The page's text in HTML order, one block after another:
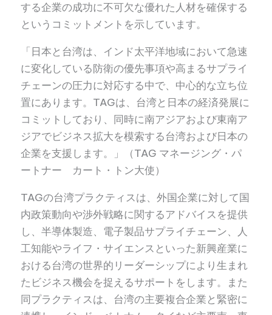
する企業の成功に不可欠な優れた人材を確保する
というコミットメントを示しています。
「日本と台湾は、インド太平洋地域において急速
に変化している防衛の優先事項や高まるサプライ
チェーンの圧力に対応する中で、中心的な立ち位
置にあります。TAGは、台湾と日本の経済発展に
コミットしており、同時に南アジアおよび東南ア
ジアでビジネス拡大を模索する台湾および日本の
企業を支援します。」（TAG マネージング・パ
ートナー カート・トン大使）
TAGの台湾プラクティスは、外国企業に対して国
内政策動向や渉外戦略に関するアドバイスを提供
し、半導体製造、電子製品サプライチェーン、人
工知能やライフ・サイエンスといった新興産業に
おける台湾の世界的リーダーシップにより生まれ
たビジネス機会を捉えるサポートをします。また
同プラクティスは、台湾の主要複合企業と緊密に